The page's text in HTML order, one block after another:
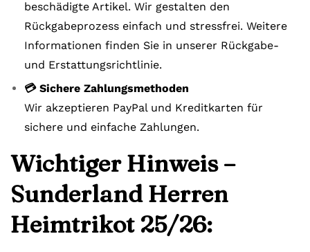
beschädigte Artikel. Wir gestalten den
Rückgabeprozess einfach und stressfrei. Weitere
Informationen finden Sie in unserer Rückgabe-
und Erstattungsrichtlinie.
💳 Sichere Zahlungsmethoden
Wir akzeptieren PayPal und Kreditkarten für
sichere und einfache Zahlungen.
Wichtiger Hinweis –
Sunderland Herren
Heimtrikot 25/26: